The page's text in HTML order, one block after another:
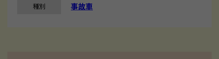
種別 事故車